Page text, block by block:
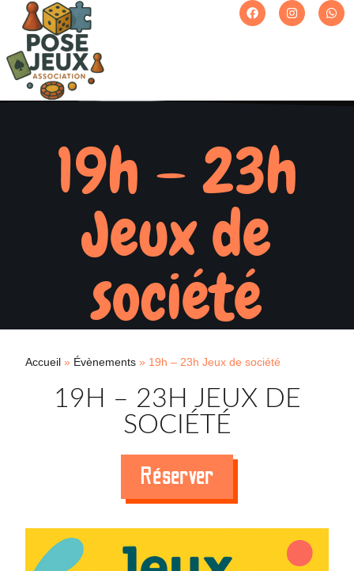
19h – 23h
Jeux de
société
Accueil » Évènements » 19h – 23h Jeux de société
19H – 23H JEUX DE
SOCIÉTÉ
Réserver